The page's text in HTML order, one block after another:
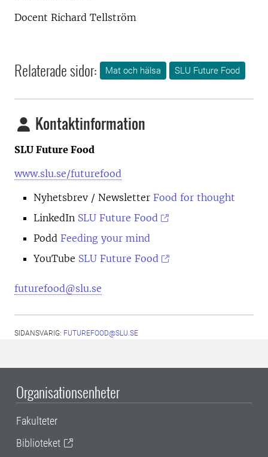
Docent Richard Tellström
Relaterade sidor: Mat och hälsa SLU Future Food
Kontaktinformation
SLU Future Food
www.slu.se/futurefood
Nyhetsbrev / Newsletter Food for thought
LinkedIn SLU Future Food
Podd Feeding your mind
YouTube SLU Future Food
futurefood@slu.se
SIDANSVARIG: FUTUREFOOD@SLU.SE
Organisationsenheter
Fakulteter
Biblioteket